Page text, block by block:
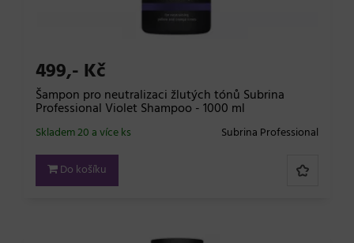
499,- Kč
Šampon pro neutralizaci žlutých tónů Subrina
Professional Violet Shampoo - 1000 ml
Subrina Professional
Skladem 20 a více ks
Do košíku